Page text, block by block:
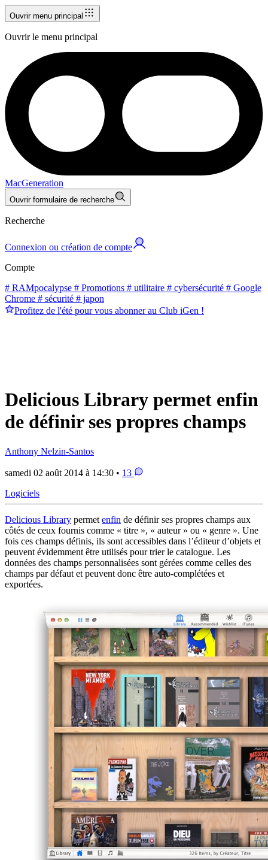
Ouvrir menu principal
Ouvrir le menu principal
MacGeneration
Ouvrir formulaire de recherche
Recherche
Connexion ou création de compte
Compte
# RAMpocalypse # Promotions # utilitaire # cybersécurité # Google
Chrome # sécurité # japon
Profitez de l'été pour vous abonner au Club iGen !
Delicious Library permet enfin
de définir ses propres champs
Anthony Nelzin-Santos
samedi 02 août 2014 à 14:30 • 13
Logiciels
Delicious Library permet enfin de définir ses propres champs aux
côtés de ceux fournis comme « titre », « auteur » ou « genre ». Une
fois ces champs définis, ils sont accessibles dans l’éditeur d’objets et
peuvent évidemment être utilisés pour trier le catalogue. Les
données des champs personnalisées sont gérées comme celles des
champs par défaut et peuvent donc être auto-complétées et
exportées.